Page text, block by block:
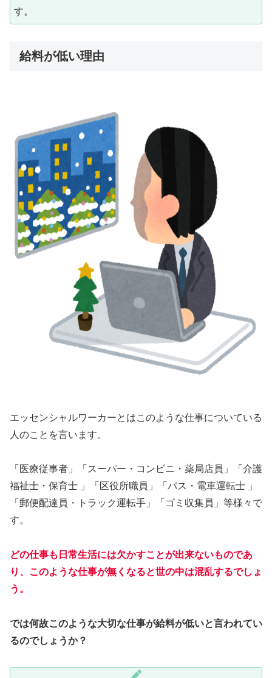
す。
給料が低い理由
エッセンシャルワーカーとはこのような仕事についている
人のことを言います。
「医療従事者」「スーパー・コンビニ・薬局店員」「介護
福祉士・保育士 」「区役所職員」「バス・電車運転士 」
「郵便配達員・トラック運転手」「ゴミ収集員」等様々で
す。
どの仕事も日常生活には欠かすことが出来ないものであ
り、このような仕事が無くなると世の中は混乱するでしょ
う。
では何故このような大切な仕事が給料が低いと言われてい
るのでしょうか？